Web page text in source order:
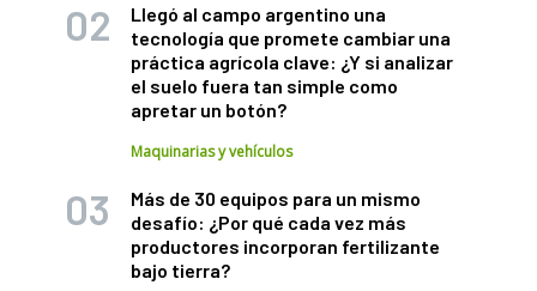
Llegó al campo argentino una
tecnología que promete cambiar una
práctica agrícola clave: ¿Y si analizar
el suelo fuera tan simple como
apretar un botón?
Maquinarias y vehículos
Más de 30 equipos para un mismo
desafío: ¿Por qué cada vez más
productores incorporan fertilizante
bajo tierra?